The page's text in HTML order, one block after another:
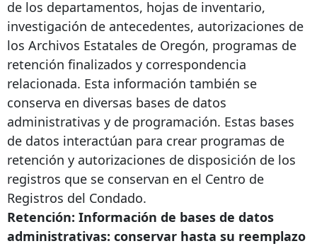
de los departamentos, hojas de inventario,
investigación de antecedentes, autorizaciones de
los Archivos Estatales de Oregón, programas de
retención finalizados y correspondencia
relacionada. Esta información también se
conserva en diversas bases de datos
administrativas y de programación. Estas bases
de datos interactúan para crear programas de
retención y autorizaciones de disposición de los
registros que se conservan en el Centro de
Registros del Condado.
Retención: Información de bases de datos
administrativas: conservar hasta su reemplazo